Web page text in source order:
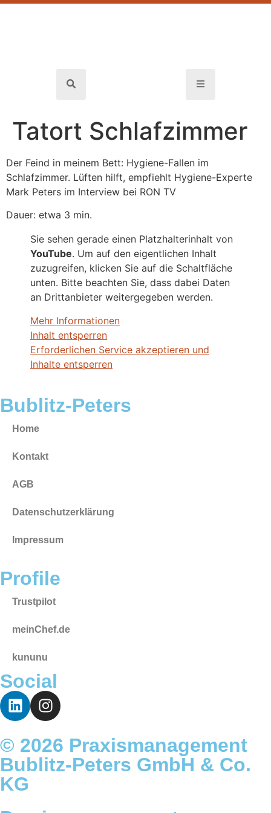
Tatort Schlafzimmer
Der Feind in meinem Bett: Hygiene-Fallen im
Schlafzimmer. Lüften hilft, empfiehlt Hygiene-Experte
Mark Peters im Interview bei RON TV
Dauer: etwa 3 min.
Sie sehen gerade einen Platzhalterinhalt von
YouTube. Um auf den eigentlichen Inhalt
zuzugreifen, klicken Sie auf die Schaltfläche
unten. Bitte beachten Sie, dass dabei Daten
an Drittanbieter weitergegeben werden.
Mehr Informationen
Inhalt entsperren
Erforderlichen Service akzeptieren und
Inhalte entsperren
Bublitz-Peters
Home
Kontakt
AGB
Datenschutzerklärung
Impressum
Profile
Trustpilot
meinChef.de
kununu
Social
© 2026 Praxismanagement
Bublitz-Peters GmbH & Co.
KG